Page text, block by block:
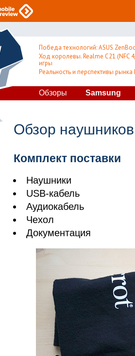
Победа технологий: ASUS
Ход королевы. Realme C21 (NFC
игры
Реальность и перспективы
Обзоры Samsung
Обзор
Комплект поставки
Наушники
USB-кабель
Аудиокабель
Чехол
Документация